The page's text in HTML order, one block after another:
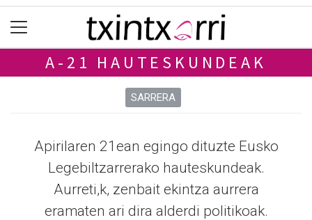
A-21 HAUTESKUNDEAK
SARRERA
Apirilaren 21ean egingo dituzte Eusko
Legebiltzarrerako hauteskundeak.
Aurreti,k, zenbait ekintza aurrera
eramaten ari dira alderdi politikoak.